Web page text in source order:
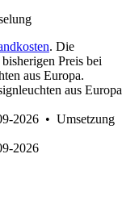
. Die
Preis bei
aus Europa.
aus Europa
2026 • Umsetzung
2026